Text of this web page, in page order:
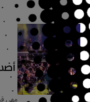
آفاق
أصداء